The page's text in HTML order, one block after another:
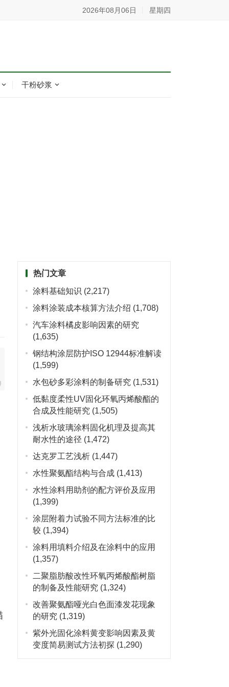
2026年08月06日 星期四
干粉砂浆
热门文章
涂料基础知识 (2,217)
涂料涂装成本核算方法介绍 (1,708)
汽车涂料橘皮影响因素的研究
(1,635)
钢结构涂层防护ISO 12944标准解读
(1,599)
水包砂多彩涂料的制备研究 (1,531)
低黏度柔性UV固化环氧丙烯酸酯的
合成及性能研究 (1,505)
浅析水玻璃涂料固化机理及提高其
耐水性的途径 (1,472)
达克罗工艺浅析 (1,447)
水性聚氨酯结构与合成 (1,413)
水性涂料用助剂的配方评价及应用
(1,399)
涂层附着力试验不同方法标准的比
较 (1,394)
涂料用填料介绍及在涂料中的应用
(1,357)
二聚脂肪酸改性环氧丙烯酸酯树脂
的制备及性能研究 (1,324)
改善聚氨酯哑光白色面漆发花现象
的研究 (1,319)
紫外光固化涂料黄变影响因素及黄
变度简易测试方法初探 (1,290)